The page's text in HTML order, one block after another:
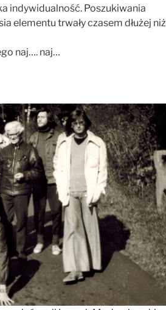
indywidualność. Poszukiwania
elementu trwały czasem dłużej niż
naj…. naj…